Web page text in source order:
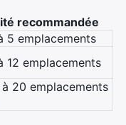
recommandée
5 emplacements
12 emplacements
20 emplacements